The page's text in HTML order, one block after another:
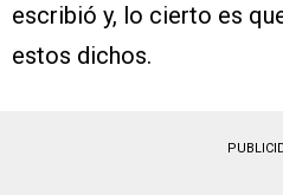
escribió y, lo cierto es
estos dichos.